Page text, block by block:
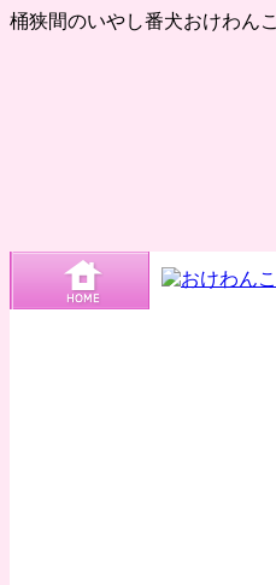
桶狭間のいやし番犬おけわんこ